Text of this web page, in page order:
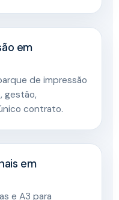
em
de impressão
gestão,
contrato.
em
e A3 para